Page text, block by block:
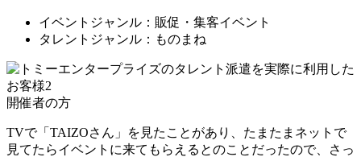
イベントジャンル：販促・集客イベント
タレントジャンル：ものまね
開催者の方
TVで「TAIZOさん」を見たことがあり、たまたまネットで
見てたらイベントに来てもらえるとのことだったので、さっ